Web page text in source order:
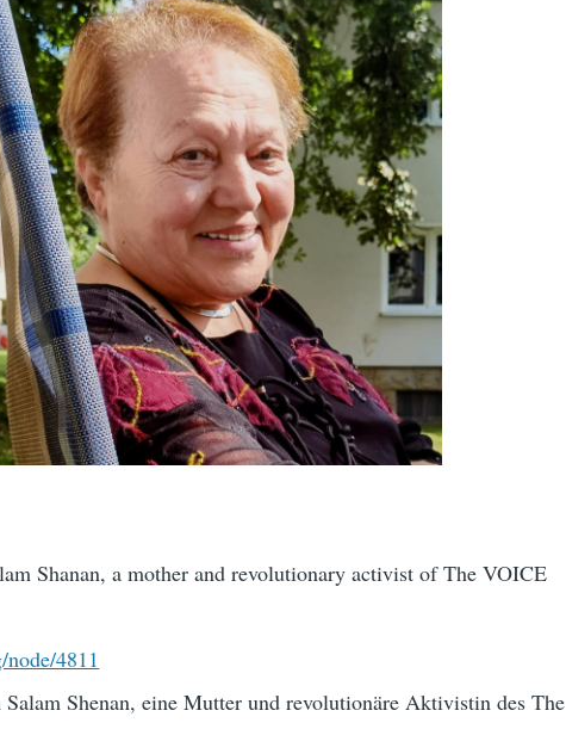
Shanan, a mother and revolutionary activist of The VOICE
4811
Shenan, eine Mutter und revolutionäre Aktivistin des The